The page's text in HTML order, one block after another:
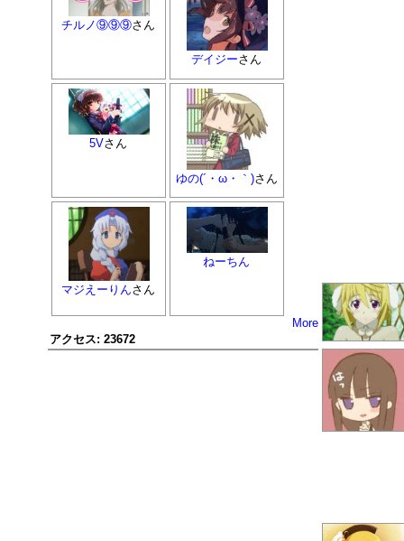
チルノ⑨⑨⑨さん
デイジーさん
5Vさん
ゆの(´・ω・｀)さん
マジえーりんさん
ねーちん
More
アクセス: 23672